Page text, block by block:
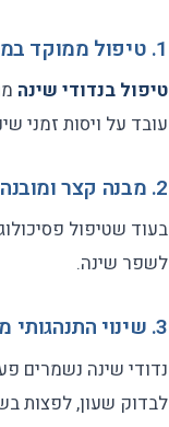
1. טיפול ממוקד במנגנון השינה
טיפול בנדודי שינה
עובד על ויסות זמני
2. מבנה קצר ומובנה
בעוד שטיפול
לשפר שינה.
3. שינוי התנהגותי מדויק
נדודי שינה נשמרים
לבדוק שעון, לפצות